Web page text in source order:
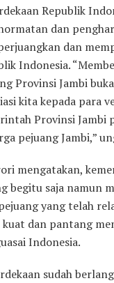
Republik
dan
dan
Indonesia.
Provinsi Jambi
kita kepada para
Provinsi Jambi
pejuang Jambi,”
mengatakan,
begitu saja namun
yang telah
dan pantang
Indonesia.
sudah